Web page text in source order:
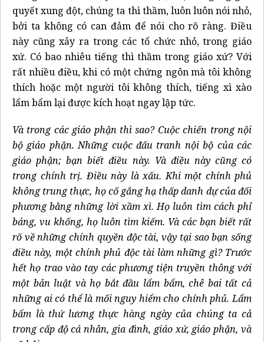
quyết xung đột, chúng ta thì thầm, luôn luôn nói nhỏ,
bởi ta không có can đảm để nói cho rõ ràng. Điều
này cũng xảy ra trong các tổ chức nhỏ, trong giáo
xứ. Có bao nhiêu tiếng thì thầm trong giáo xứ? Với
rất nhiều điều, khi có một chứng ngôn mà tôi không
thích hoặc một người tôi không thích, tiếng xì xào
lẩm bẩm lại được kích hoạt ngay lập tức.
Và trong các giáo phận thì sao? Cuộc chiến trong nội
bộ giáo phận. Những cuộc đấu tranh nội bộ của các
giáo phận; bạn biết điều này. Và điều này cũng có
trong chính trị. Điều này là xấu. Khi một chính phủ
không trung thực, họ cố gắng hạ thấp danh dự của đối
phương bằng những lời xầm xì. Họ luôn tìm cách phỉ
báng, vu khống, họ luôn tìm kiếm. Và các bạn biết rất
rõ về những chính quyền độc tài, vậy tại sao bạn sống
điều này, một chính phủ độc tài làm những gì? Trước
hết họ trao vào tay các phương tiện truyền thông với
một bản luật và họ bắt đầu lẩm bẩm, chê bai tất cả
những ai có thể là mối nguy hiểm cho chính phủ. Lẩm
bẩm là thứ lương thực hàng ngày của chúng ta cả
trong cấp độ cá nhân, gia đình, giáo xứ, giáo phận, và